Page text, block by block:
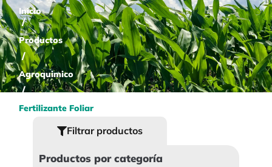
Inicio
/
Productos
/
Agroquimico
/
Fertilizante Foliar
Filtrar productos
Productos por categoría